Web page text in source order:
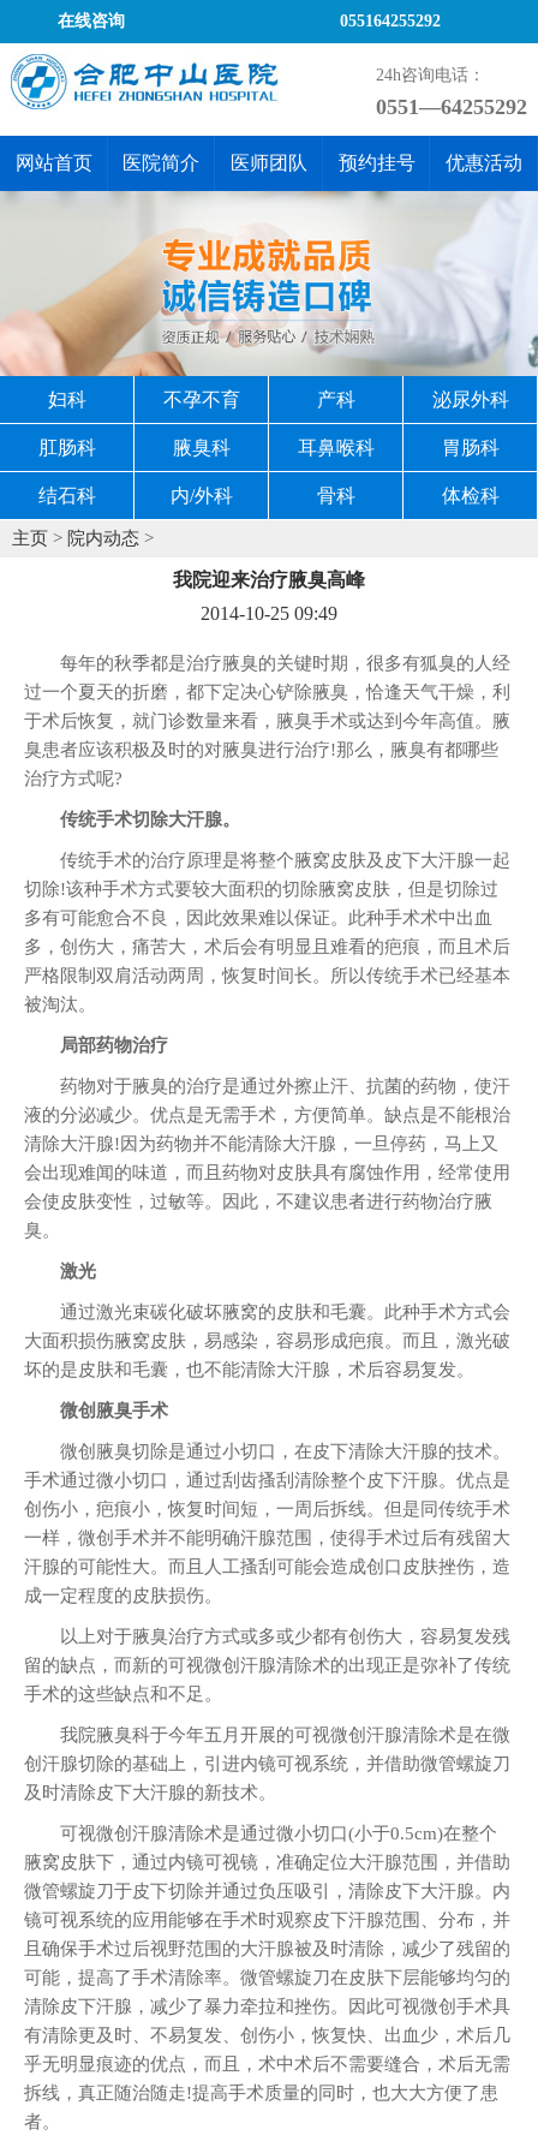
24h咨询电话：
0551—64255292
网站首页 医院简介 医师团队 预约挂号 优惠活动
妇科 不孕不育 产科 泌尿外科
肛肠科 腋臭科 耳鼻喉科 胃肠科
结石科 内/外科 骨科 体检科
主页 > 院内动态 >
我院迎来治疗腋臭高峰
2014-10-25 09:49
每年的秋季都是治疗腋臭的关键时期，很多有狐臭的人经
过一个夏天的折磨，都下定决心铲除腋臭，恰逢天气干燥，利
于术后恢复，就门诊数量来看，腋臭手术或达到今年高值。腋
臭患者应该积极及时的对腋臭进行治疗!那么，腋臭有都哪些
治疗方式呢?
传统手术切除大汗腺。
传统手术的治疗原理是将整个腋窝皮肤及皮下大汗腺一起
切除!该种手术方式要较大面积的切除腋窝皮肤，但是切除过
多有可能愈合不良，因此效果难以保证。此种手术术中出血
多，创伤大，痛苦大，术后会有明显且难看的疤痕，而且术后
严格限制双肩活动两周，恢复时间长。所以传统手术已经基本
被淘汰。
局部药物治疗
药物对于腋臭的治疗是通过外擦止汗、抗菌的药物，使汗
液的分泌减少。优点是无需手术，方便简单。缺点是不能根治
清除大汗腺!因为药物并不能清除大汗腺，一旦停药，马上又
会出现难闻的味道，而且药物对皮肤具有腐蚀作用，经常使用
会使皮肤变性，过敏等。因此，不建议患者进行药物治疗腋
臭。
激光
通过激光束碳化破坏腋窝的皮肤和毛囊。此种手术方式会
大面积损伤腋窝皮肤，易感染，容易形成疤痕。而且，激光破
坏的是皮肤和毛囊，也不能清除大汗腺，术后容易复发。
微创腋臭手术
微创腋臭切除是通过小切口，在皮下清除大汗腺的技术。
手术通过微小切口，通过刮齿搔刮清除整个皮下汗腺。优点是
创伤小，疤痕小，恢复时间短，一周后拆线。但是同传统手术
一样，微创手术并不能明确汗腺范围，使得手术过后有残留大
汗腺的可能性大。而且人工搔刮可能会造成创口皮肤挫伤，造
成一定程度的皮肤损伤。
以上对于腋臭治疗方式或多或少都有创伤大，容易复发残
留的缺点，而新的可视微创汗腺清除术的出现正是弥补了传统
手术的这些缺点和不足。
我院腋臭科于今年五月开展的可视微创汗腺清除术是在微
创汗腺切除的基础上，引进内镜可视系统，并借助微管螺旋刀
及时清除皮下大汗腺的新技术。
可视微创汗腺清除术是通过微小切口(小于0.5cm)在整个
腋窝皮肤下，通过内镜可视镜，准确定位大汗腺范围，并借助
微管螺旋刀于皮下切除并通过负压吸引，清除皮下大汗腺。内
镜可视系统的应用能够在手术时观察皮下汗腺范围、分布，并
且确保手术过后视野范围的大汗腺被及时清除，减少了残留的
可能，提高了手术清除率。微管螺旋刀在皮肤下层能够均匀的
清除皮下汗腺，减少了暴力牵拉和挫伤。因此可视微创手术具
有清除更及时、不易复发、创伤小，恢复快、出血少，术后几
乎无明显痕迹的优点，而且，术中术后不需要缝合，术后无需
拆线，真正随治随走!提高手术质量的同时，也大大方便了患
者。
在线咨询 055164255292